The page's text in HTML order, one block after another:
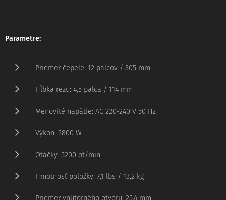
Parametre:
Priemer čepele: 12 palcov / 305 mm
Hĺbka rezu: 4,5 palca / 114 mm
Menovité napätie: AC 220-240 V 50 Hz
Výkon: 2800 W
Otáčky: 5200 ot/min
Hmotnosť položky: 7,1 lbs / 13,2 kg
Priemer vnútorného otvoru: 25,4 mm